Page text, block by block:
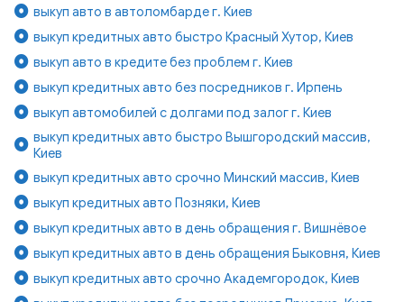
выкуп авто в автоломбарде г. Киев
выкуп кредитных авто быстро Красный Хутор, Киев
выкуп авто в кредите без проблем г. Киев
выкуп кредитных авто без посредников г. Ирпень
выкуп автомобилей с долгами под залог г. Киев
выкуп кредитных авто быстро Вышгородский массив,
Киев
выкуп кредитных авто срочно Минский массив, Киев
выкуп кредитных авто Позняки, Киев
выкуп кредитных авто в день обращения г. Вишнёвое
выкуп кредитных авто в день обращения Быковня, Киев
выкуп кредитных авто срочно Академгородок, Киев